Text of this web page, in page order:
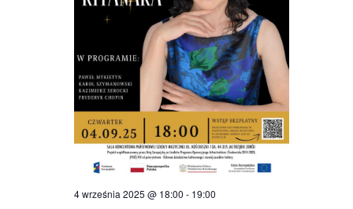
4 września 2025 @ 18:00 - 19:00